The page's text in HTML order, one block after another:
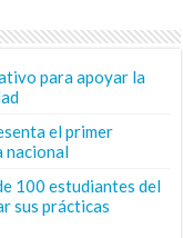
para apoyar la
el primer
nacional
100 estudiantes del
sus prácticas